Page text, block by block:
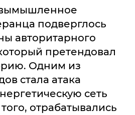
подверглось
авторитарного
претендовал
Одним из
стала атака
сеть
отрабатывались